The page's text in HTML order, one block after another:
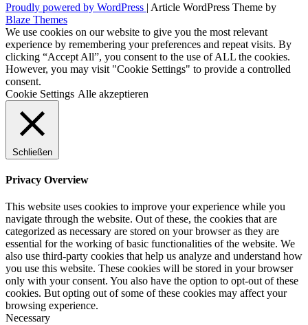
Proudly powered by WordPress | Article WordPress Theme by
Blaze Themes
We use cookies on our website to give you the most relevant
experience by remembering your preferences and repeat visits. By
clicking “Accept All”, you consent to the use of ALL the cookies.
However, you may visit "Cookie Settings" to provide a controlled
consent.
Cookie Settings Alle akzeptieren
Schließen
Privacy Overview
This website uses cookies to improve your experience while you
navigate through the website. Out of these, the cookies that are
categorized as necessary are stored on your browser as they are
essential for the working of basic functionalities of the website. We
also use third-party cookies that help us analyze and understand how
you use this website. These cookies will be stored in your browser
only with your consent. You also have the option to opt-out of these
cookies. But opting out of some of these cookies may affect your
browsing experience.
Necessary